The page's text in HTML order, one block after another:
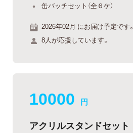
缶バッチセット（全６ケ）
2026年02月 にお届け予定です。
8人が応援しています。
10000 円
アクリルスタンドセット